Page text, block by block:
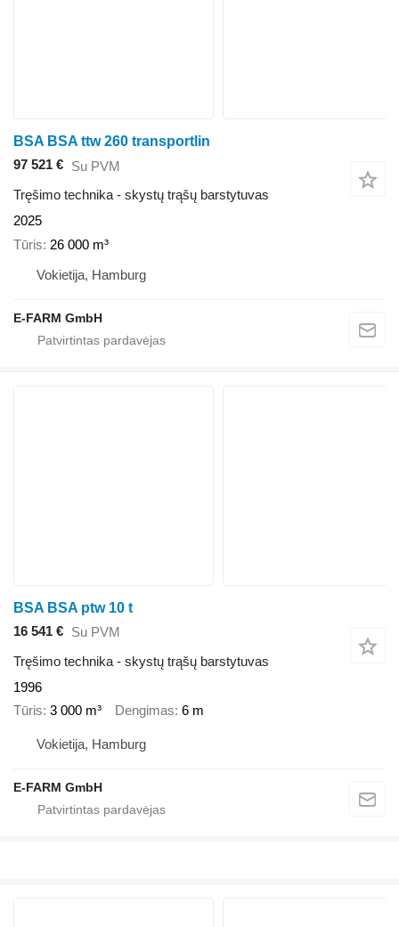
BSA BSA ttw 260 transportlin
97 521 € Su PVM
Tręšimo technika - skystų trąšų barstytuvas
2025
Tūris 26 000 m³
Vokietija, Hamburg
E-FARM GmbH
BSA BSA ptw 10 t
16 541 € Su PVM
Tręšimo technika - skystų trąšų barstytuvas
1996
Tūris 3 000 m³ Dengimas 6 m
Vokietija, Hamburg
E-FARM GmbH